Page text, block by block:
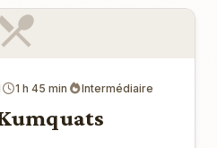
1 h 45 min Intermédiaire